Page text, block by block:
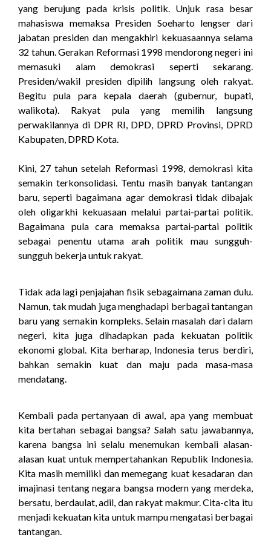
yang berujung pada krisis politik. Unjuk rasa besar
mahasiswa memaksa Presiden Soeharto lengser dari
jabatan presiden dan mengakhiri kekuasaannya selama
32 tahun. Gerakan Reformasi 1998 mendorong negeri ini
memasuki alam demokrasi seperti sekarang.
Presiden/wakil presiden dipilih langsung oleh rakyat.
Begitu pula para kepala daerah (gubernur, bupati,
walikota). Rakyat pula yang memilih langsung
perwakilannya di DPR RI, DPD, DPRD Provinsi, DPRD
Kabupaten, DPRD Kota.
Kini, 27 tahun setelah Reformasi 1998, demokrasi kita
semakin terkonsolidasi. Tentu masih banyak tantangan
baru, seperti bagaimana agar demokrasi tidak dibajak
oleh oligarkhi kekuasaan melalui partai-partai politik.
Bagaimana pula cara memaksa partai-partai politik
sebagai penentu utama arah politik mau sungguh-
sungguh bekerja untuk rakyat.
Tidak ada lagi penjajahan fisik sebagaimana zaman dulu.
Namun, tak mudah juga menghadapi berbagai tantangan
baru yang semakin kompleks. Selain masalah dari dalam
negeri, kita juga dihadapkan pada kekuatan politik
ekonomi global. Kita berharap, Indonesia terus berdiri,
bahkan semakin kuat dan maju pada masa-masa
mendatang.
Kembali pada pertanyaan di awal, apa yang membuat
kita bertahan sebagai bangsa? Salah satu jawabannya,
karena bangsa ini selalu menemukan kembali alasan-
alasan kuat untuk mempertahankan Republik Indonesia.
Kita masih memiliki dan memegang kuat kesadaran dan
imajinasi tentang negara bangsa modern yang merdeka,
bersatu, berdaulat, adil, dan rakyat makmur. Cita-cita itu
menjadi kekuatan kita untuk mampu mengatasi berbagai
tantangan.